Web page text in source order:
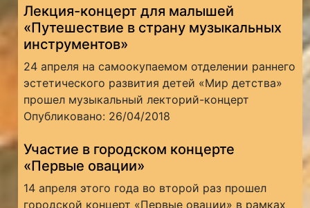
Лекция-концерт для малышей
«Путешествие в страну музыкальных
инструментов»
24 апреля на самоокупаемом отделении раннего
эстетического развития детей «Мир детства»
прошел музыкальный лекторий-концерт
Опубликовано: 26/04/2018
Участие в городском концерте
«Первые овации»
14 апреля этого года во второй раз прошел
городской концерт «Первые овации» в рамках